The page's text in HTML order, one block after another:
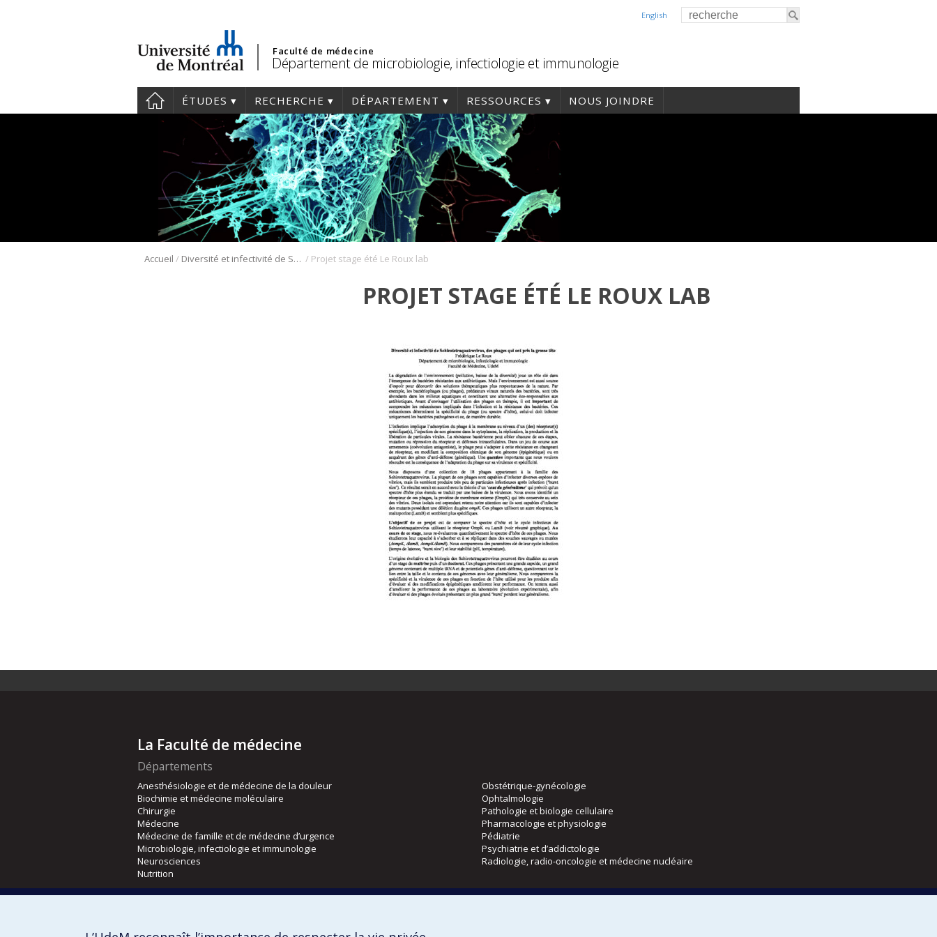
English
Faculté de médecine
Département de microbiologie, infectiologie et immunologie
ÉTUDES RECHERCHE DÉPARTEMENT RESSOURCES NOUS JOINDRE
Accueil / Diversité et infectivité de Schizotetraquatrovirus, des phages qui ont pris la grosse tête / Projet stage été Le Roux lab
PROJET STAGE ÉTÉ LE ROUX LAB
La Faculté de médecine
Départements
Anesthésiologie et de médecine de la douleur
Biochimie et médecine moléculaire
Chirurgie
Médecine
Médecine de famille et de médecine d’urgence
Microbiologie, infectiologie et immunologie
Neurosciences
Nutrition
Obstétrique-gynécologie
Ophtalmologie
Pathologie et biologie cellulaire
Pharmacologie et physiologie
Pédiatrie
Psychiatrie et d’addictologie
Radiologie, radio-oncologie et médecine nucléaire